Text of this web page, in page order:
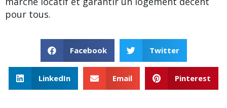
pour tous.
Facebook Twitter
LinkedIn Email Pinterest